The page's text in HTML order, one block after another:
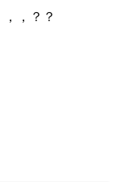
，？？